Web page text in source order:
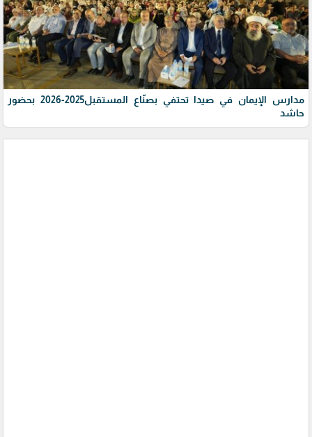
مدارس الإيمان في صيدا تحتفي بصنّاع المستقبل2025-2026 بحضور
حاشد